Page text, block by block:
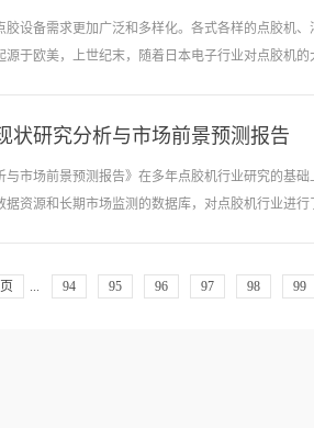
过6000元/吨。当时国际原油期货价
纯苯的暴涨直接引发了它的下游暴
的分析已变得完全不靠谱。有钛白
致，可2016年中国钛白粉实际产量
胶设备需求更加广泛和多样化。各式各样的点胶机
源于欧美，上世纪末，随着日本电子行业对点胶机
，吸引大批日本、台湾地区企业的进驻，专业点
设备市场中一直专注于自动化设备点胶，拥有近10
及数千家中小电子产品，可以说，博海（深圳）智
状研究分析与市场前景预测报告
与市场前景预测报告》在多年点胶机行业研究的基
据资源和长期市场监测的数据库，对点胶机行业
究分析与市场前景预测报告》可以帮助投资者准确
... 94 95 96 97 98 99